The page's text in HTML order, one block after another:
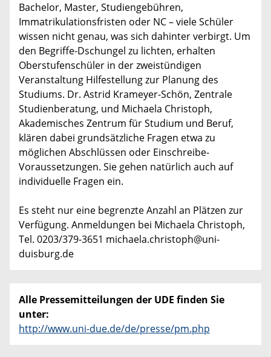
Bachelor, Master, Studiengebühren,
Immatrikulationsfristen oder NC – viele Schüler
wissen nicht genau, was sich dahinter verbirgt. Um
den Begriffe-Dschungel zu lichten, erhalten
Oberstufenschüler in der zweistündigen
Veranstaltung Hilfestellung zur Planung des
Studiums. Dr. Astrid Krameyer-Schön, Zentrale
Studienberatung, und Michaela Christoph,
Akademisches Zentrum für Studium und Beruf,
klären dabei grundsätzliche Fragen etwa zu
möglichen Abschlüssen oder Einschreibe-
Voraussetzungen. Sie gehen natürlich auch auf
individuelle Fragen ein.
Es steht nur eine begrenzte Anzahl an Plätzen zur
Verfügung. Anmeldungen bei Michaela Christoph,
Tel. 0203/379-3651 michaela.christoph@uni-
duisburg.de
Alle Pressemitteilungen der UDE finden Sie
unter:
http://www.uni-due.de/de/presse/pm.php